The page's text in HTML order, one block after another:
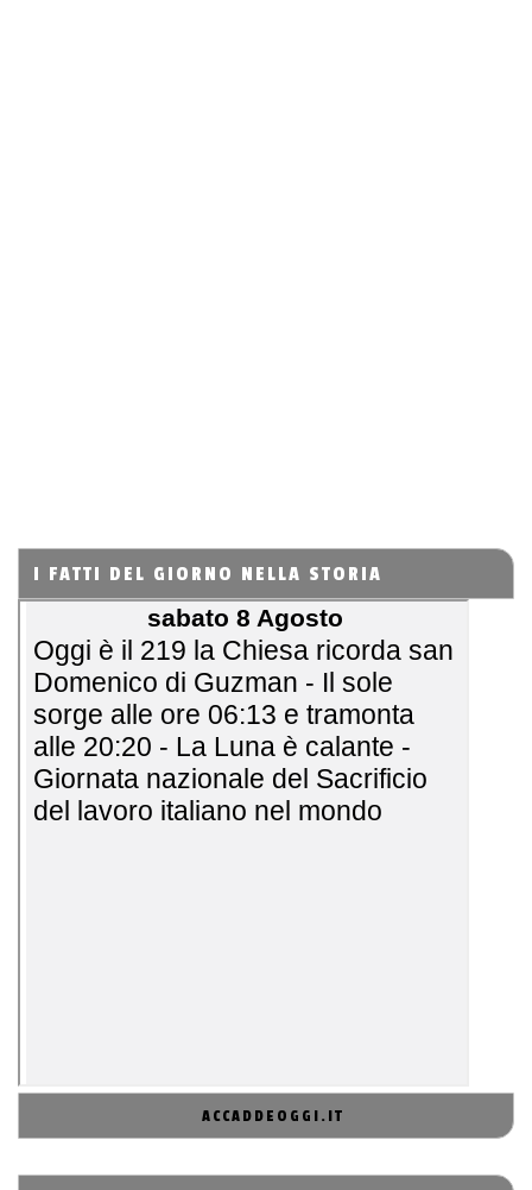
I FATTI DEL GIORNO NELLA STORIA
ACCADDEOGGI.IT